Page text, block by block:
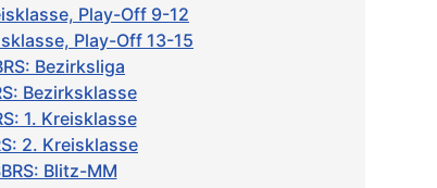
Play-Off 9-12
Play-Off 13-15
Bezirksliga
Bezirksklasse
1. Kreisklasse
2. Kreisklasse
Blitz-MM